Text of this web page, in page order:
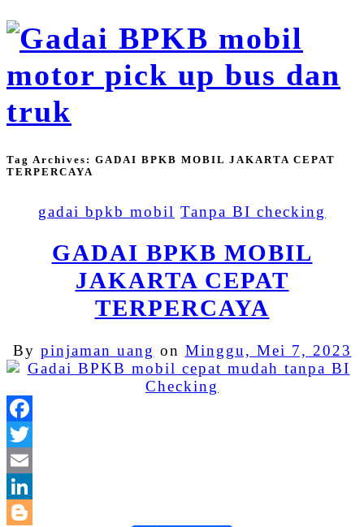
Tag Archives: GADAI BPKB MOBIL JAKARTA CEPAT
TERPERCAYA
gadai bpkb mobil Tanpa BI checking
GADAI BPKB MOBIL
JAKARTA CEPAT
TERPERCAYA
By pinjaman uang on Minggu, Mei 7, 2023